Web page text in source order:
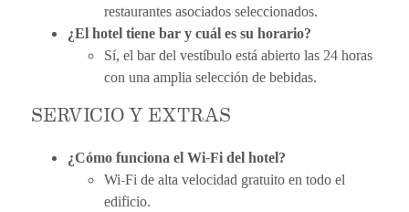
restaurantes asociados seleccionados.
¿El hotel tiene bar y cuál es su horario?
Sí, el bar del vestíbulo está abierto las 24 horas
con una amplia selección de bebidas.
SERVICIO Y EXTRAS
¿Cómo funciona el Wi-Fi del hotel?
Wi-Fi de alta velocidad gratuito en todo el
edificio.